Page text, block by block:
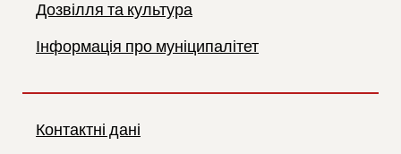
Дозвілля та культура
Інформація про муніципалітет
Контактні дані